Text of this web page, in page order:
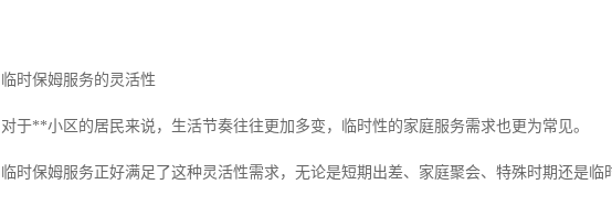
临时保姆服务的灵活性
对于**小区的居民来说，生活节奏往往更加多变，临时性的家庭服务需求也更为常见。
临时保姆服务正好满足了这种灵活性需求，无论是短期出差、家庭聚会、特殊时期还是